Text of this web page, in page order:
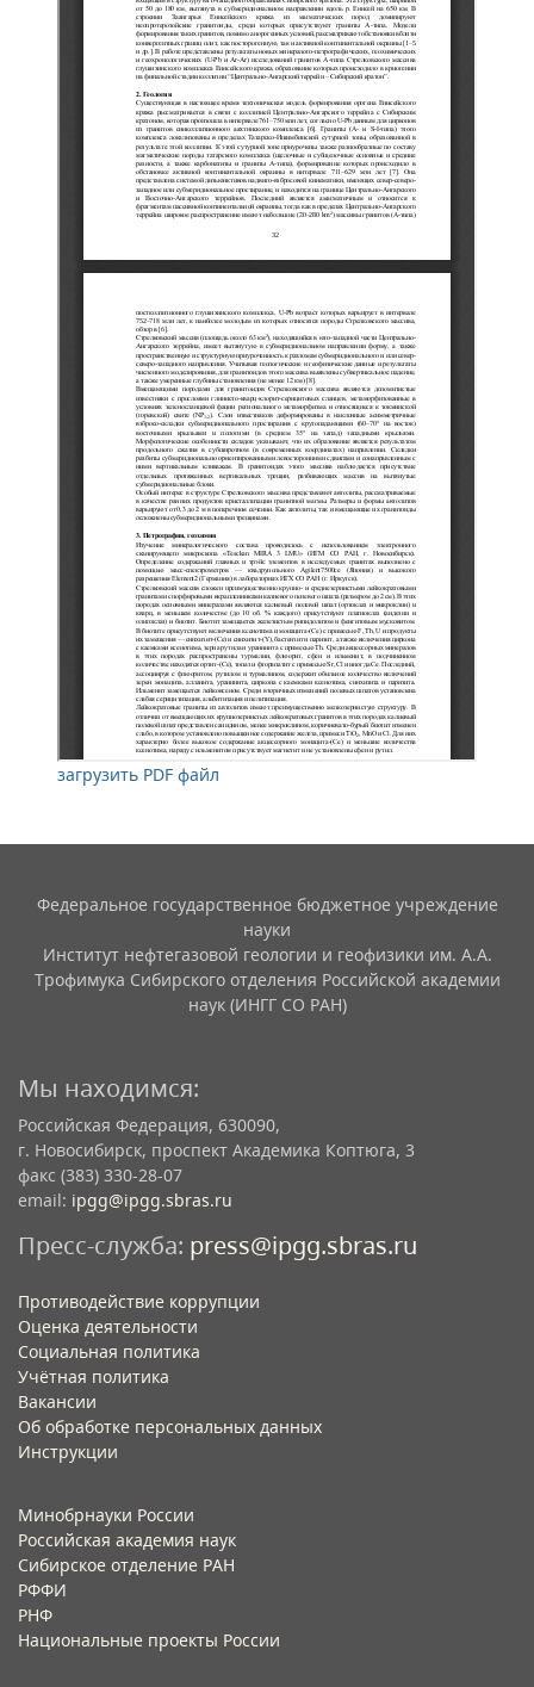
загрузить PDF файл
Федеральное государственное бюджетное учреждение
науки
Институт нефтегазовой геологии и геофизики им. А.А.
Трофимука Сибирского отделения Российской академии
наук (ИНГГ СО РАН)
Мы находимся:
Российская Федерация, 630090,
г. Новосибирск, проспект Академика Коптюга, 3
факс (383) 330-28-07
email: ipgg@ipgg.sbras.ru
Пресс-служба: press@ipgg.sbras.ru
Противодействие коррупции
Оценка деятельности
Социальная политика
Учётная политика​
Вакансии​
Об обработке персональных данных​
Инструкции​
Минобрнауки России
Российская академия наук
Сибирское отделение РАН
РФФИ
РНФ
Национальные проекты России